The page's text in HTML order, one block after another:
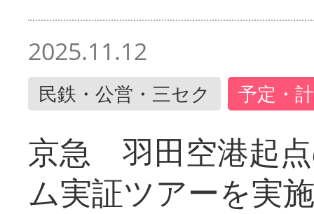
2025.11.12
民鉄・公営・三セク 予定・
京急 羽田空港起
ム実証ツアーを実施